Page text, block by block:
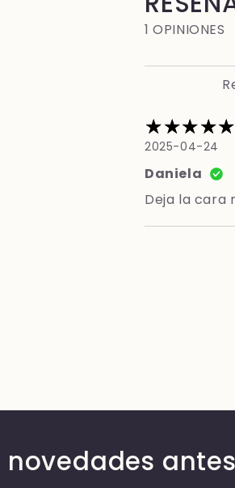
1 OPINIONES
2025-04-24
Daniela
Deja la cara